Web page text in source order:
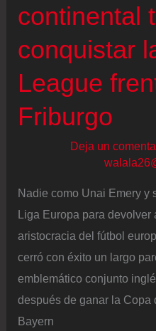
burocráticos
continental
conquistar
League
Friburgo
Deja un
Nadie como Unai Emery y
Liga Europa para
aristocracia del fútbol
cerró con éxito un largo
emblemático conjunto
después de ganar la Copa
Bayern